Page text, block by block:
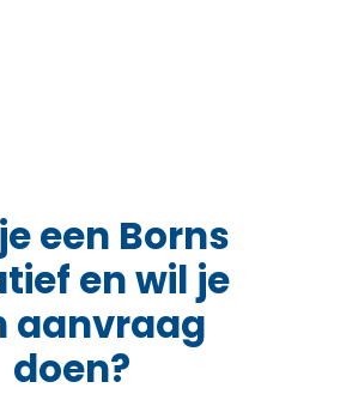
een Borns
en wil je
aanvraag
doen?